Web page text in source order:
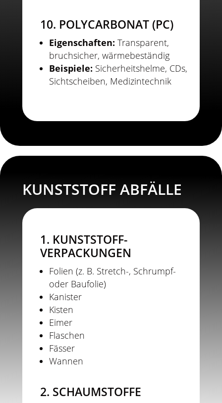
10. POLYCARBONAT (PC)
Eigenschaften: Transparent,
bruchsicher, wärmebeständig
Beispiele: Sicherheitshelme, CDs,
Sichtscheiben, Medizintechnik
KUNSTSTOFF ABFÄLLE
1. KUNSTSTOFF-
VERPACKUNGEN
Folien (z. B. Stretch-, Schrumpf-
oder Baufolie)
Kanister
Kisten
Eimer
Flaschen
Fässer
Wannen
2. SCHAUMSTOFFE